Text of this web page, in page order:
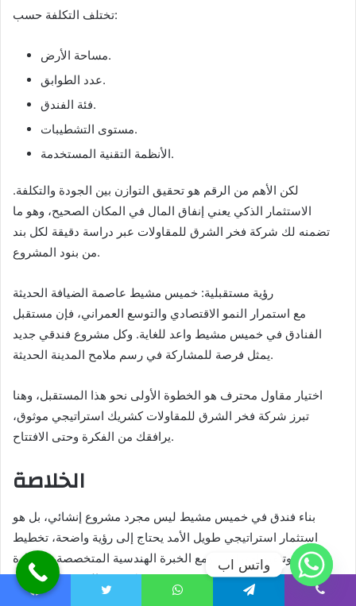
تختلف التكلفة حسب:
مساحة الأرض.
عدد الطوابق.
فئة الفندق.
مستوى التشطيبات.
الأنظمة التقنية المستخدمة.
لكن الأهم من الرقم هو تحقيق التوازن بين الجودة والتكلفة.
الاستثمار الذكي يعني إنفاق المال في المكان الصحيح، وهو ما
تضمنه لك شركة فخر الشرق للمقاولات عبر دراسة دقيقة لكل بند
من بنود المشروع.
رؤية مستقبلية: خميس مشيط عاصمة الضيافة الحديثة
مع استمرار النمو الاقتصادي والتوسع العمراني، فإن مستقبل
الفنادق في خميس مشيط واعد للغاية. وكل مشروع فندقي جديد
يمثل فرصة للمشاركة في رسم ملامح المدينة الحديثة.
اختيار مقاول محترف هو الخطوة الأولى نحو هذا المستقبل، وهنا
تبرز شركة فخر الشرق للمقاولات كشريك استراتيجي موثوق،
يرافقك من الفكرة وحتى الافتتاح.
الخلاصة
بناء فندق في خميس مشيط ليس مجرد مشروع إنشائي، بل هو
استثمار استراتيجي طويل الأمد يحتاج إلى رؤية واضحة، تخطيط
دقيق، وتنفيذ احترافي. ومع الخبرة الهندسية المتخصصة، والإدارة
المحكمة، والالتزام بالجودة، تقدم شركة فخر الشرق للمقاولات
واتس اب